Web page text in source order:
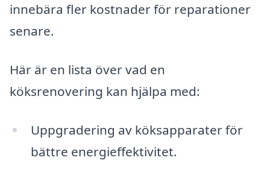
innebära fler kostnader för reparationer
senare.
Här är en lista över vad en
köksrenovering kan hjälpa med:
Uppgradering av köksapparater för
bättre energieffektivitet.